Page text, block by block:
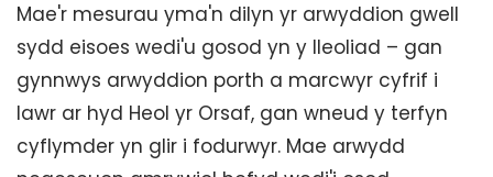
Mae'r mesurau yma'n dilyn yr arwyddion gwell
sydd eisoes wedi'u gosod yn y lleoliad – gan
gynnwys arwyddion porth a marcwyr cyfrif i
lawr ar hyd Heol yr Orsaf, gan wneud y terfyn
cyflymder yn glir i fodurwyr. Mae arwydd